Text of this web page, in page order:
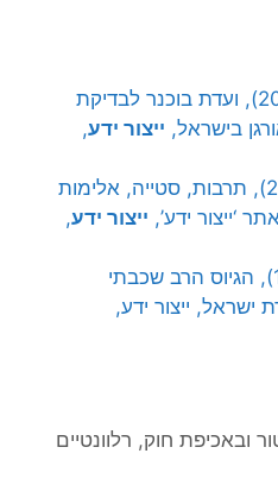
פנחס יחזקאלי (2016), ועדת בוכנר לבדיקת
בישראל, ייצור ידע,
פנחס יחקאלי (2018), תרבות, סטייה, אלימות
‘ייצור ידע’, ייצור ידע,
גבריאל נובל (1999), הגיוס הרב שכבתי
ייצור ידע,
ובאכיפת חוק, רלוונטיים